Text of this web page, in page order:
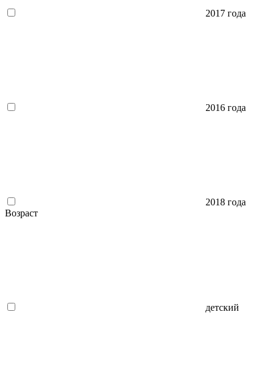
2017 года
2016 года
2018 года
Возраст
детский